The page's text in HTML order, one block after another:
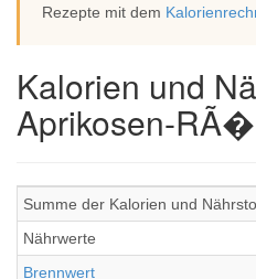
Rezepte mit dem
Kalorien und
Aprikosen-
Summe der Kalorien und
Nährwerte
Brennwert